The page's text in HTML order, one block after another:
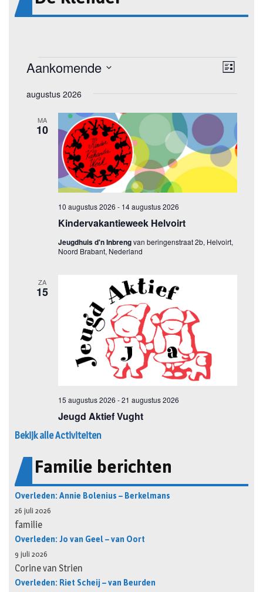
Bekijk alle Activiteiten
Familie berichten
Overleden: Annie Bolenius – Berkelmans
26 juli 2026
familie
Overleden: Jo van Geel – van Oort
9 juli 2026
Corine van Strien
Overleden: Riet Scheij – van Beurden